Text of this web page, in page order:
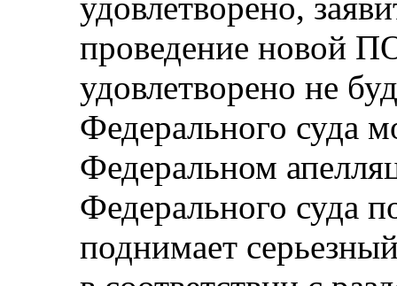
проведение новой
удовлетворено не
Федерального суда
Федеральном
Федерального суда
поднимает